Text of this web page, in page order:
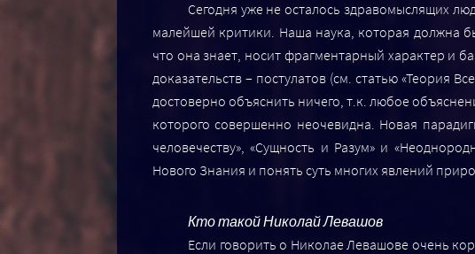
Сегодня уже не осталось здравомыслящих
малейшей критики. Наша наука, которая должна
что она знает, носит фрагментарный характер и
доказательств – постулатов (см. статью «Теория
достоверно объяснить ничего, т.к. любое
которого совершенно неочевидна. Новая
человечеству», «Сущность и Разум» и
Нового Знания и понять суть многих явлений
Кто такой Николай Левашов
Если говорить о Николае Левашове очень